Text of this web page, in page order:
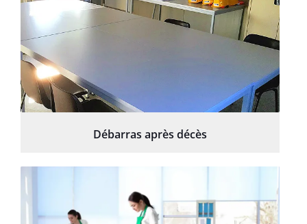
Débarras après décès